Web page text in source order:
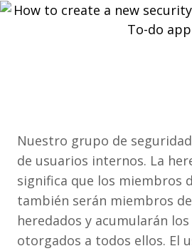
Nuestro grupo de
de usuarios internos. La
significa que los miembros
también serán miembros
heredados y acumularán
otorgados a todos ellos. El